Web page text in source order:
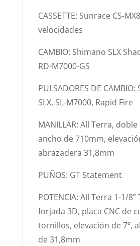
CASSETTE: Sunrace CS-
velocidades
CAMBIO: Shimano SLX
RD-M7000-GS
PULSADORES DE
SLX, SL-M7000, Rapid Fire
MANILLAR: All Terra,
ancho de 710mm,
abrazadera 31,8mm
PUÑOS: GT Statement
POTENCIA: All Terra 1-1/
forjada 3D, placa CNC de
tornillos, elevación de 7º,
de 31,8mm